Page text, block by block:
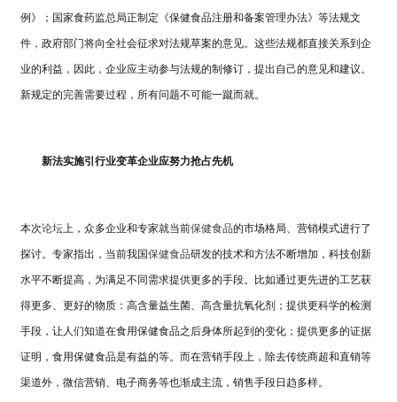
例》；国家食药监总局正制定《保健食品注册和备案管理办法》等法规文
件，政府部门将向全社会征求对法规草案的意见。这些法规都直接关系到企
业的利益，因此，企业应主动参与法规的制修订，提出自己的意见和建议。
新规定的完善需要过程，所有问题不可能一蹴而就。
新法实施引行业变革企业应努力抢占先机
本次论坛 上，众多企业和专家就当前保健食品的市场格局、营销模式进行了
探讨。专家指出，当前我国保健食品研发的技术和方法不断增加，科技创新
水平不断提高，为满足不同需求提供更多的手段。比如通过更先进的工艺获
得更多、更好的物质：高含量益生菌、高含量抗氧化剂；提供更科学的检测
手段，让人们知道在食用保健食品之后身体所起到的变化；提供更多的证据
证明，食用保健食品是有益的等。而在营销手段上，除去传统商超和直销等
渠道外，微信营销、电子商务等也渐成主流，销售手段日趋多样。